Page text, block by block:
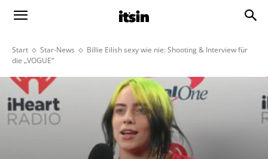
Start Star-News
Billie Eilish sexy wie nie: Shooting & Interview für
die „VOGUE“